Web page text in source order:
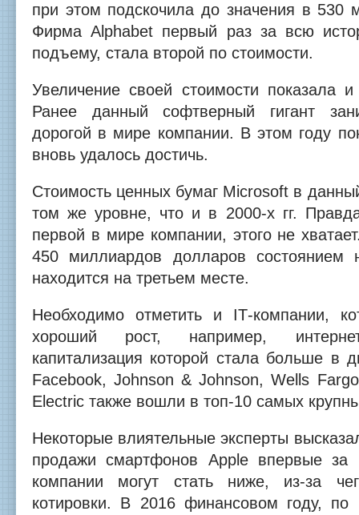
при этом подскочила до значения в 530
Фирма Alphabet первый раз за всю
подъему, стала второй по стоимости.
Увеличение своей стоимости показала
Ранее данный софтверный гигант
дорогой в мире компании. В этом году
вновь удалось достичь.
Стоимость ценных бумаг Microsoft в
том же уровне, что и в 2000-х гг.
первой в мире компании, этого не
450 миллиардов долларов состоянием
находится на третьем месте.
Необходимо отметить и IТ-компании,
хороший рост, например,
капитализация которой стала больше в
Facebook, Johnson & Johnson, Wells
Electric также вошли в топ-10 самых
Некоторые влиятельные эксперты
продажи смартфонов Apple впервые за
компании могут стать ниже, из-за
котировки. В 2016 финансовом году, по